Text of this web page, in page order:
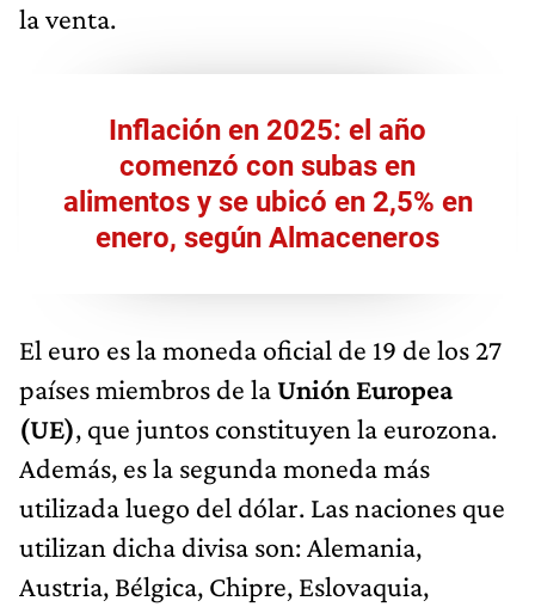
la venta.
Inflación en 2025: el año
comenzó con subas en
alimentos y se ubicó en 2,5% en
enero, según Almaceneros
El euro es la moneda oficial de 19 de los 27
países miembros de laUnión Europea
(UE), que juntos constituyen la eurozona.
Además, es la segunda moneda más
utilizada luego del dólar. Las naciones que
utilizan dicha divisa son: Alemania,
Austria, Bélgica, Chipre, Eslovaquia,